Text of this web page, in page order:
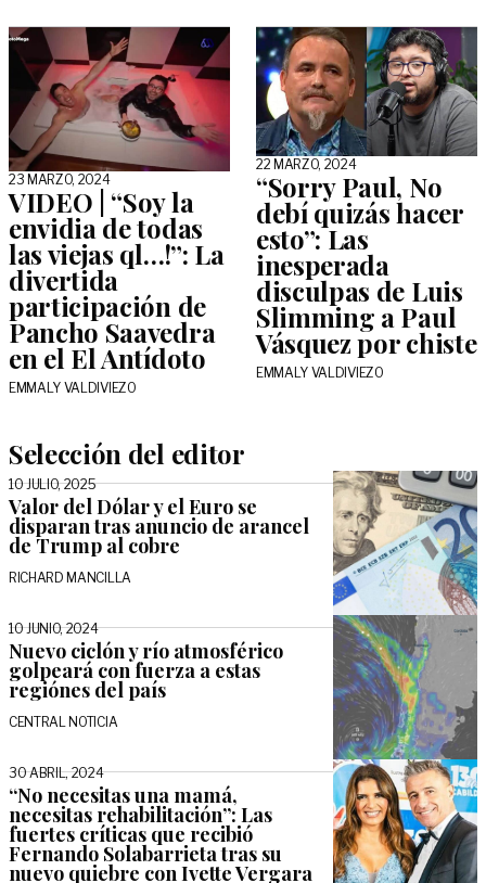
23 MARZO, 2024
VIDEO | “Soy la
envidia de todas
las viejas ql…!”: La
divertida
participación de
Pancho Saavedra
en el El Antídoto
EMMALY VALDIVIEZO
22 MARZO, 2024
“Sorry Paul, No
debí quizás hacer
esto”: Las
inesperada
disculpas de Luis
Slimming a Paul
Vásquez por chiste
EMMALY VALDIVIEZO
Selección del editor
10 JULIO, 2025
Valor del Dólar y el Euro se
disparan tras anuncio de arancel
de Trump al cobre
RICHARD MANCILLA
10 JUNIO, 2024
Nuevo ciclón y río atmosférico
golpeará con fuerza a estas
regiónes del país
CENTRAL NOTICIA
30 ABRIL, 2024
“No necesitas una mamá,
necesitas rehabilitación”: Las
fuertes críticas que recibió
Fernando Solabarrieta tras su
nuevo quiebre con Ivette Vergara